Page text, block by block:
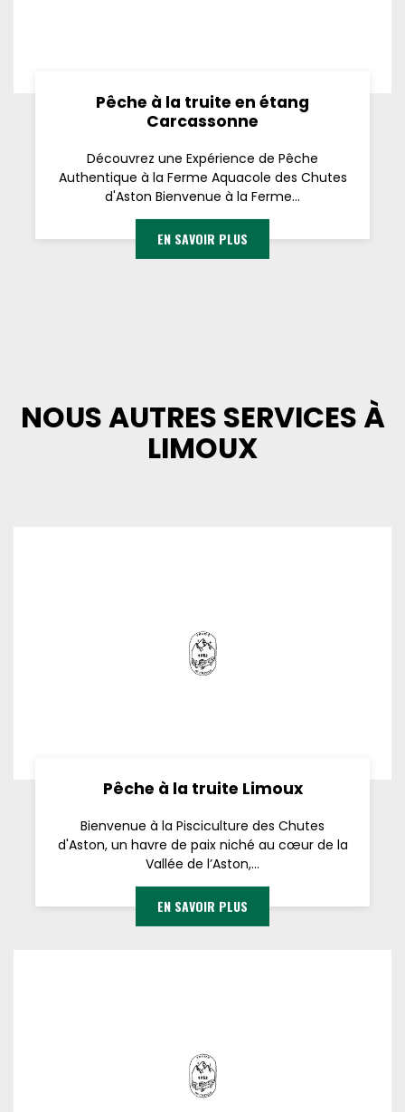
Pêche à la truite en étang
Carcassonne
Découvrez une Expérience de Pêche
Authentique à la Ferme Aquacole des Chutes
d'Aston Bienvenue à la Ferme...
EN SAVOIR PLUS
NOUS AUTRES SERVICES À
LIMOUX
Pêche à la truite Limoux
Bienvenue à la Pisciculture des Chutes
d'Aston, un havre de paix niché au cœur de la
Vallée de l’Aston,...
EN SAVOIR PLUS